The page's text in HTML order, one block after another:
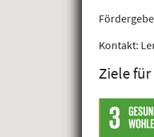
Kontakt:
Ziele